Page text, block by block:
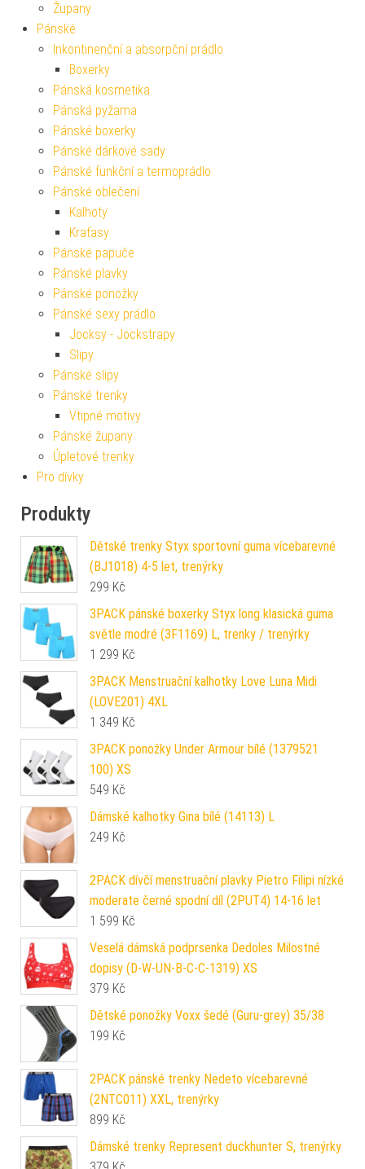
Župany
Pánské
Inkontinenční a absorpční prádlo
Boxerky
Pánská kosmetika
Pánská pyžama
Pánské boxerky
Pánské dárkové sady
Pánské funkční a termoprádlo
Pánské oblečení
Kalhoty
Kraťasy
Pánské papuče
Pánské plavky
Pánské ponožky
Pánské sexy prádlo
Jocksy - Jockstrapy
Slipy
Pánské slipy
Pánské trenky
Vtipné motivy
Pánské župany
Úpletové trenky
Pro dívky
Produkty
Dětské trenky Styx sportovní guma vícebarevné
(BJ1018) 4-5 let, trenýrky
299 Kč
3PACK pánské boxerky Styx long klasická guma
světle modré (3F1169) L, trenky / trenýrky
1 299 Kč
3PACK Menstruační kalhotky Love Luna Midi
(LOVE201) 4XL
1 349 Kč
3PACK ponožky Under Armour bílé (1379521
100) XS
549 Kč
Dámské kalhotky Gina bílé (14113) L
249 Kč
2PACK dívčí menstruační plavky Pietro Filipi nízké
moderate černé spodní díl (2PUT4) 14-16 let
1 599 Kč
Veselá dámská podprsenka Dedoles Milostné
dopisy (D-W-UN-B-C-C-1319) XS
379 Kč
Dětské ponožky Voxx šedé (Guru-grey) 35/38
199 Kč
2PACK pánské trenky Nedeto vícebarevné
(2NTC011) XXL, trenýrky
899 Kč
Dámské trenky Represent duckhunter S, trenýrky